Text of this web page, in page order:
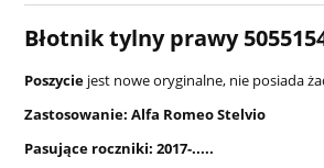
Błotnik tylny prawy
Poszycie jest nowe oryginalne, nie posiada
Zastosowanie: Alfa Romeo Stelvio
Pasujące roczniki: 2017-.....